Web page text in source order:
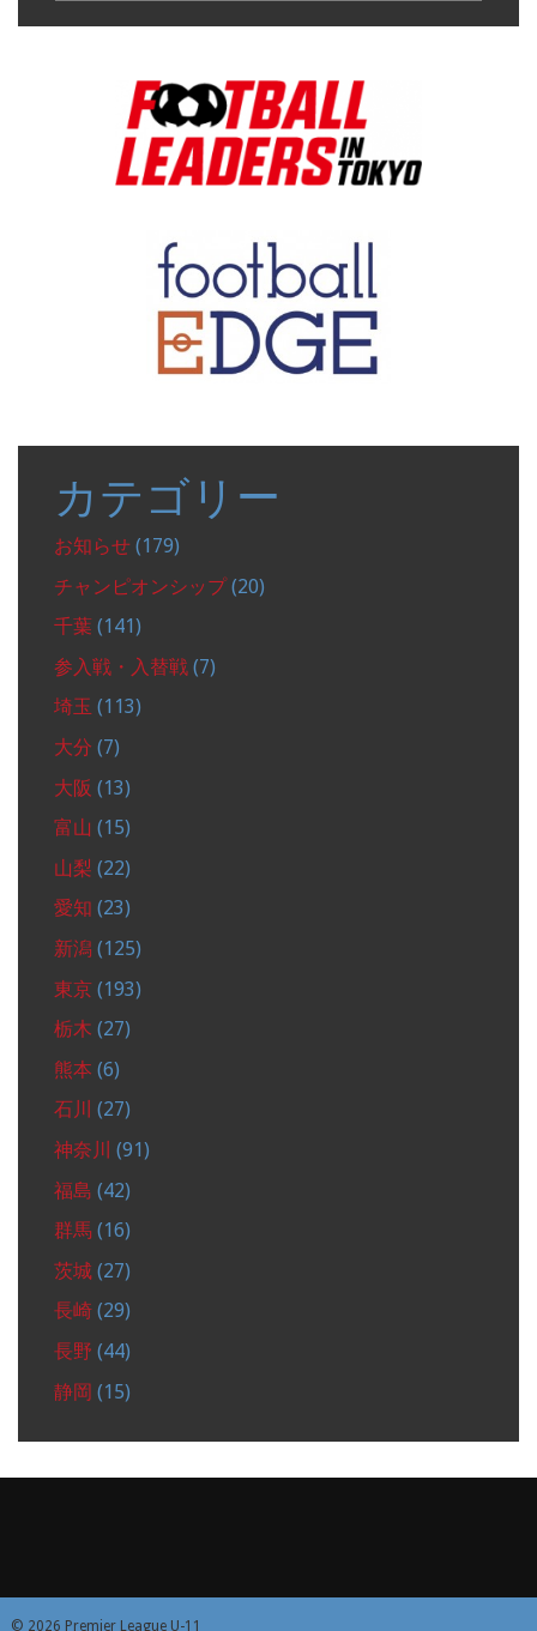
カテゴリー
お知らせ (179)
チャンピオンシップ(20)
千葉 (141)
参入戦・入替戦 (7)
埼玉 (113)
大分 (7)
大阪 (13)
富山 (15)
山梨 (22)
愛知 (23)
新潟 (125)
東京 (193)
栃木 (27)
熊本 (6)
石川 (27)
神奈川 (91)
福島 (42)
群馬 (16)
茨城 (27)
長崎 (29)
長野 (44)
静岡 (15)
© 2026 Premier League U-11